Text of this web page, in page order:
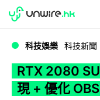
WWDC 2026
科技娛樂 科技新聞
RTX 2080
現 + 優化